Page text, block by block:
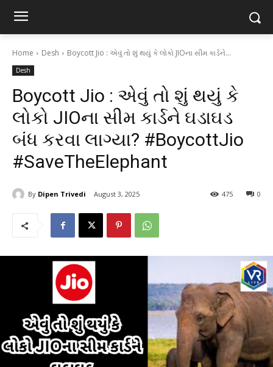
Home Desh Boycott Jio : એવું તો શું થયું કે લોકો JIOના સીમ કાર્ડને...
Desh
Boycott Jio : એવું તો શું થયું કે
લોકો JIOના સીમ કાર્ડને ઘડાઘડ
બંધ કરવા લાગ્યા? #BoycottJio
#SaveTheElephant
By Dipen Trivedi August 3, 2025 0
475